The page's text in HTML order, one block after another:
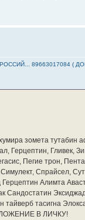
89663017084 (
хумира зомета
Герцептин, Гливек,
Пегие трон,
Спрайсел,
Алимта
Сандостатин
тайверб тасигна
В ЛИЧКУ!